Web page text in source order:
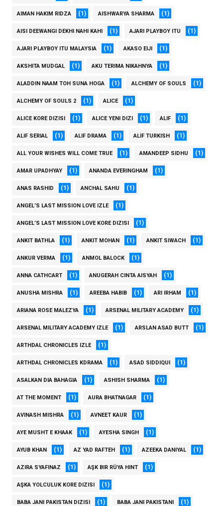
AIMAN HAKIM RIDZA (1) AISHWARYA SHARMA (1)
AISI DEEWANGI DEKHI NAHI KAHI (1) AJARI PLAYBOY ITU (1)
AJARI PLAYBOY ITU MALAYSIA (1) AKASO EIJI (1)
AKSHITA MUDGAL (1) AKU TERIMA NIKAHNYA (1)
ALADDIN NAAM TOH SUNA HOGA (1) ALCHEMY OF SOULS (1)
ALCHEMY OF SOULS 2 (1) ALICE (1)
ALICE KORE DIZISI (1) ALICE YENI DIZI (1) ALIF (1)
ALIF SERIAL (1) ALIF DRAMA (1) ALIF TURKISH (1)
ALL YOUR WISHES WILL COME TRUE (1) AMANDEEP SIDHU (1)
AMAR UPADHYAY (1) ANANDA EVERINGHAM (1)
ANAS RASHID (1) ANCHAL SAHU (1)
ANGEL’S LAST MISSION LOVE IZLE (1)
ANGEL’S LAST MISSION LOVE KORE DIZISI (1)
ANKIT BATHLA (1) ANKIT MOHAN (1) ANKIT SIWACH (1)
ANKUR VERMA (1) ANMOL BALOCK (1)
ANNA CATHCART (1) ANUGERAH CINTA AISYAH (1)
ANUSHA MISHRA (1) AREEBA HABIB (1) ARI IRHAM (1)
ARIANA ROSE MALEZYA (1) ARSENAL MILITARY ACADEMY (1)
ARSENAL MILITARY ACADEMY IZLE (1) ARSLAN ASAD BUTT (1)
ARTHDAL CHRONICLES IZLE (1)
ARTHDAL CHRONICLES KDRAMA (1) ASAD SIDDIQUI (1)
ASALKAN DIA BAHAGIA (1) ASHISH SHARMA (1)
AT THE MOMENT (1) AURA BHATNAGAR (1)
AVINASH MISHRA (1) AVNEET KAUR (1)
AYE MUSHT E KHAAK (1) AYESHA SINGH (1)
AYUB KHAN (1) AZ YAD RAFTEH (1) AZEEKA DANIYAL (1)
AZIRA SYAFINAZ (1) AŞK BIR RÜYA HINT (1)
AŞKA YOLCULUK KORE DIZISI (1)
BABA JANI PAKISTAN DIZISI (1) BABA JANI PAKISTANI (1)